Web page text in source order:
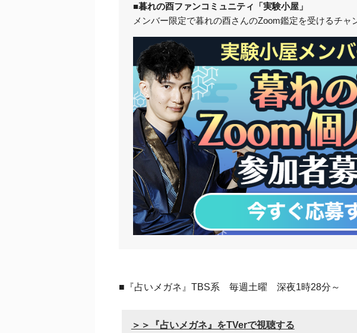
■暮れの酉ファンコミュニティ「実験小屋」
メンバー限定で暮れの酉さんのZoom鑑定を受けるチャ
■『占いメガネ』TBS系 毎週土曜 深夜1時28分～
＞＞『占いメガネ』をTVerで視聴する